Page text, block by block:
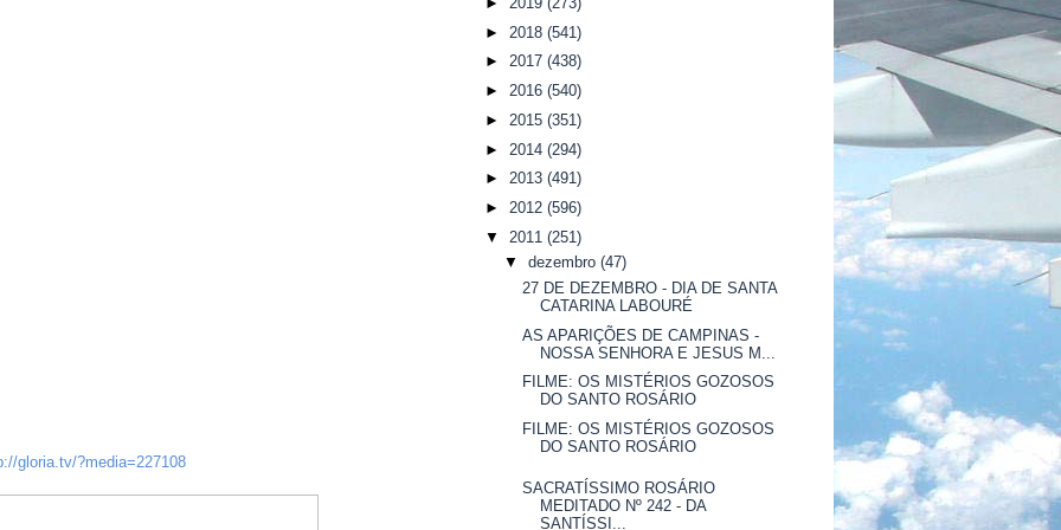
gloria.tv/?media=227108
► 2018 (541)
► 2017 (438)
► 2016 (540)
► 2015 (351)
► 2014 (294)
► 2013 (491)
► 2012 (596)
▼ 2011 (251)
▼ dezembro (47)
27 DE DEZEMBRO - DIA DE SANTA
CATARINA LABOURÉ
AS APARIÇÕES DE CAMPINAS -
NOSSA SENHORA E JESUS M...
FILME: OS MISTÉRIOS GOZOSOS
DO SANTO ROSÁRIO
FILME: OS MISTÉRIOS GOZOSOS
DO SANTO ROSÁRIO
SACRATÍSSIMO ROSÁRIO
MEDITADO Nº 242 - DA
SANTÍSSI...